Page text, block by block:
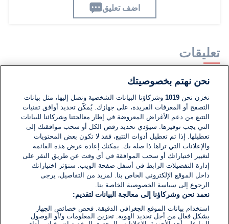
اضف تعليق
تعليقات
لا توجد تعليقات مكتوبة حتى الآن. كن الأول!
اكتب تعليقًا جديدًا ...
نحن نهتم بخصوصيتك
نخزن نحن1019 وشركاؤنا البيانات الشخصية ونصل إليها، مثل بيانات
التصفح أو المعرفات الفريدة، على جهازك. يُمكّن تحديد أوافق تقنيات
التتبع من دعم الأغراض المعروضة في إطار معالجتنا وشركائنا للبيانات
التي يجب توفيرها. سيؤدي تحديد رفض الكل أو سحب موافقتك إلى
تعطيلها. إذا تم تعطيل أدوات التتبع، فقد لا تكون بعض المحتويات
والإعلانات التي تراها ذا صلة بك. يمكنك إعادة عرض هذه القائمة
لتغيير اختياراتك أو سحب الموافقة في أي وقت عن طريق النقر على
إدارة التفضيلات الرابط في أسفل صفحة الويب. ستؤثر اختياراتك
داخل الموقع الإلكتروني الخاص بنا. لمزيد من التفاصيل، يرجى
الرجوع إلى سياسة الخصوصية الخاصة بنا.
نعمد نحن وشركاؤنا إلى معالجة البيانات لتقديم:
استخدام بيانات الموقع الجغرافي الدقيقة. فحص خصائص الجهاز
بشكل فعال من أجل تحديد الهوية. تخزين المعلومات و/أو الوصول